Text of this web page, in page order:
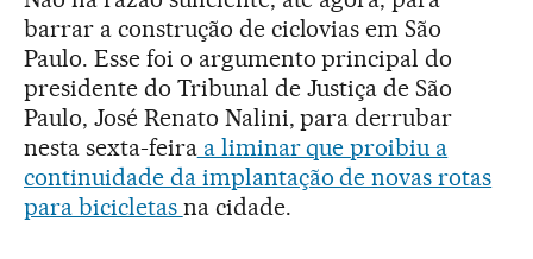
barrar a construção de ciclovias em São
Paulo. Esse foi o argumento principal do
presidente do Tribunal de Justiça de São
Paulo, José Renato Nalini, para derrubar
nesta sexta-feiraa liminar que proibiu a
continuidade da implantação de novas rotas
para bicicletas na cidade.